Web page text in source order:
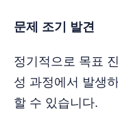
문제 조기 발견
정기적으로 목표
성 과정에서 발생
할 수 있습니다.